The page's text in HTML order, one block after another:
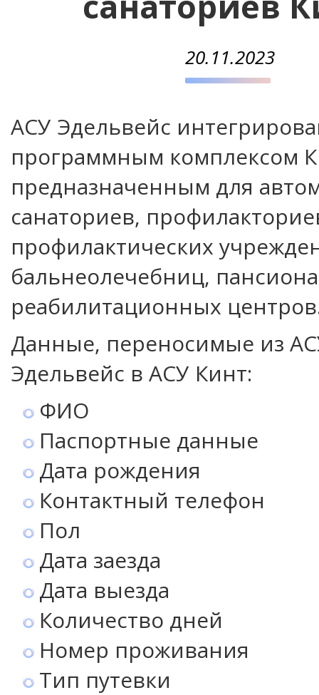
20.11.2023
АСУ Эдельвейс
программным комплексом
предназначенным для
санаториев,
профилактических
бальнеолечебниц,
реабилитационных
Данные, переносимые из
Эдельвейс в АСУ Кинт:
ФИО
Паспортные данные
Дата рождения
Контактный телефон
Пол
Дата заезда
Дата выезда
Количество дней
Номер проживания
Тип путевки